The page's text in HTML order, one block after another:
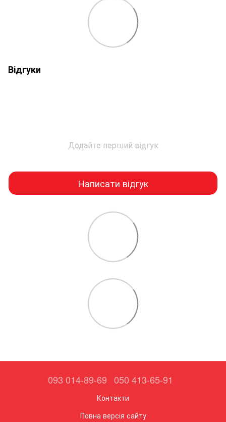
Відгуки
Додайте перший відгук
Написати відгук
093 014-89-69 050 413-65-91
Контакти
Повна версія сайту